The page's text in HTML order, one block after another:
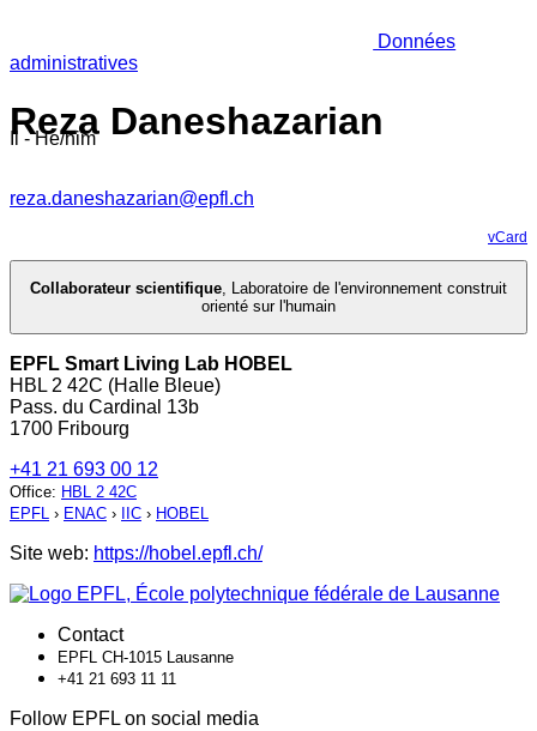
Données
administratives
Reza Daneshazarian
Il - He/him
reza.daneshazarian@epfl.ch
vCard
Collaborateur scientifique
Laboratoire de l'environnement construit
orienté sur l'humain
EPFL Smart Living Lab HOBEL
HBL 2 42C (Halle Bleue)
Pass. du Cardinal 13b
1700 Fribourg
+41 21 693 00 12
Office: HBL 2 42C
EPFL › ENAC › IIC › HOBEL
Site web: https://hobel.epfl.ch/
Contact
EPFL CH-1015 Lausanne
+41 21 693 11 11
Follow EPFL on social media